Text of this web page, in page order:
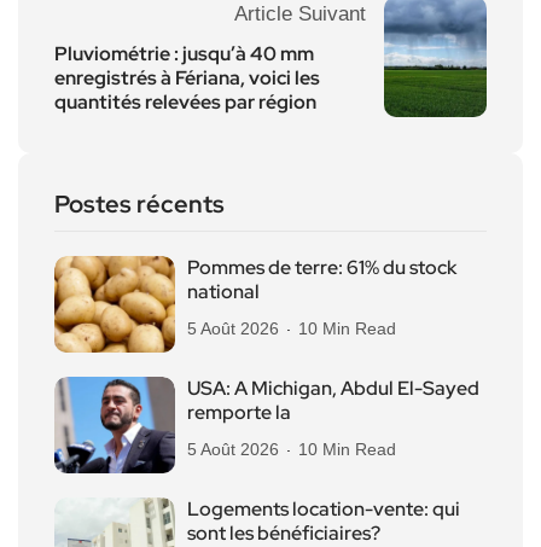
Article Suivant
Pluviométrie : jusqu’à 40 mm
enregistrés à Fériana, voici les
quantités relevées par région
Postes récents
Pommes de terre: 61% du stock
national
5 Août 2026 10 Min Read
USA: A Michigan, Abdul El-Sayed
remporte la
5 Août 2026 10 Min Read
Logements location-vente: qui
sont les bénéficiaires?